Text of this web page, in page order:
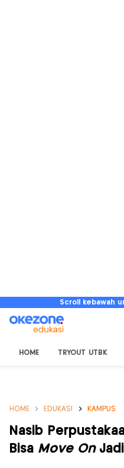
Scroll kebawah
HOME TRYOUT UTBK
HOME EDUKASI KAMPUS
Nasib
Bisa Move OnJadi